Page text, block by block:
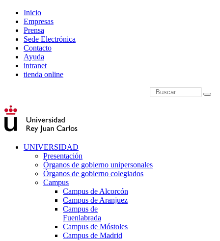
Inicio
Empresas
Prensa
Sede Electrónica
Contacto
Ayuda
intranet
tienda online
Introduce términos de
UNIVERSIDAD
Presentación
Órganos de gobierno unipersonales
Órganos de gobierno colegiados
Campus
Campus de Alcorcón
Campus de Aranjuez
Campus de
Fuenlabrada
Campus de Móstoles
Campus de Madrid